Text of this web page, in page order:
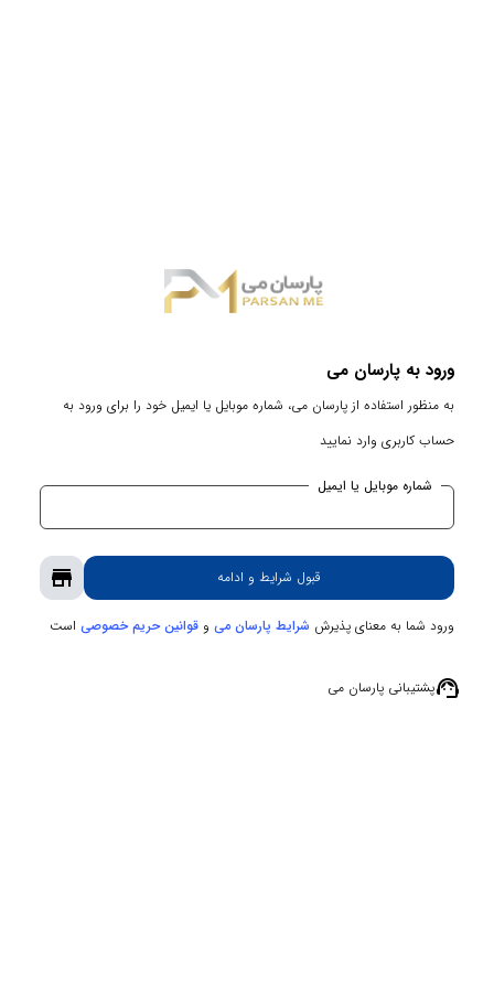
ورود به پارسان می
به منظور استفاده از پارسان می، شماره موبایل یا ایمیل خود را برای ورود به
حساب کاربری وارد نمایید
شماره موبایل یا ایمیل
قبول شرایط و ادامه store
ورود شما به معنای پذیرش شرایط پارسان می و قوانین حریم‌ خصوصی است
support_agentپشتیبانی پارسان می